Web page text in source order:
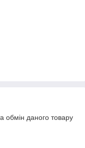
обмін даного товару